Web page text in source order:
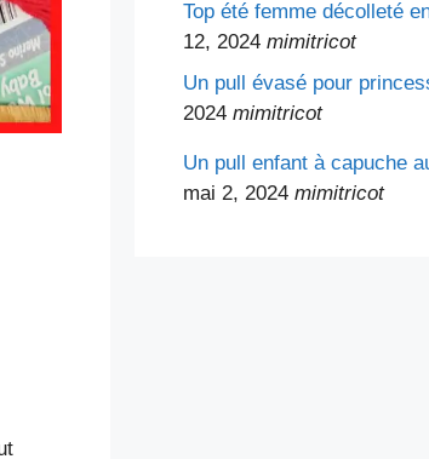
Top été femme décolleté
12, 2024 mimitricot
Un pull évasé pour
2024 mimitricot
Un pull enfant à capuche
mai 2, 2024 mimitricot